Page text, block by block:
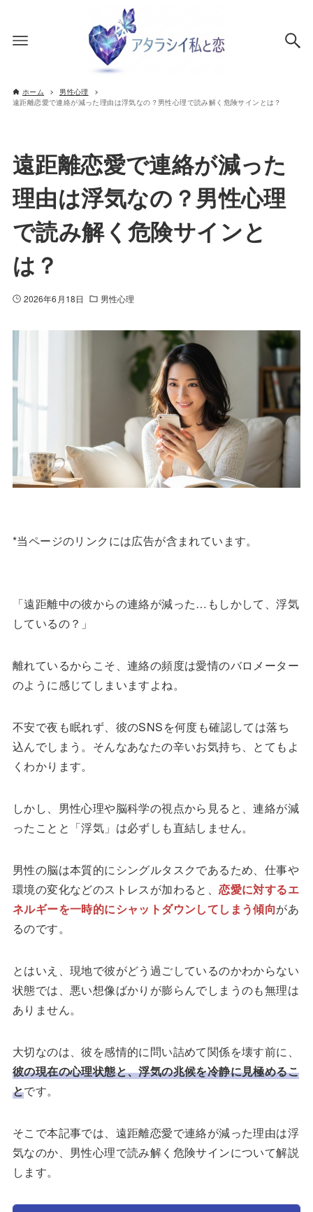
ホーム
男性心理
遠距離恋愛で連絡が減った理由は浮気なの？男性心理で読み解く危険サインとは？
遠距離恋愛で連絡が減った
理由は浮気なの？男性心理
で読み解く危険サインと
は？
2026年6月18日 男性心理
*当ページのリンクには広告が含まれています。
「遠距離中の彼からの連絡が減った…もしかして、浮気
しているの？」
離れているからこそ、連絡の頻度は愛情のバロメーター
のように感じてしまいますよね。
不安で夜も眠れず、彼のSNSを何度も確認しては落ち
込んでしまう。そんなあなたの辛いお気持ち、とてもよ
くわかります。
しかし、男性心理や脳科学の視点から見ると、連絡が減
ったことと「浮気」は必ずしも直結しません。
男性の脳は本質的にシングルタスクであるため、仕事や
環境の変化などのストレスが加わると、恋愛に対するエ
ネルギーを一時的にシャットダウンしてしまう傾向があ
るのです。
とはいえ、現地で彼がどう過ごしているのかわからない
状態では、悪い想像ばかりが膨らんでしまうのも無理は
ありません。
大切なのは、彼を感情的に問い詰めて関係を壊す前に、
彼の現在の心理状態と、浮気の兆候を冷静に見極めるこ
とです。
そこで本記事では、遠距離恋愛で連絡が減った理由は浮
気なのか、男性心理で読み解く危険サインについて解説
します。